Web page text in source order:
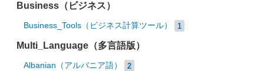
Business（ビジネス）
Business_Tools（ビジネス計算ツール） 1
Multi_Language（多言語版）
Albanian（アルバニア語） 2